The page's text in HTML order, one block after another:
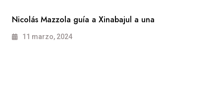
Nicolás Mazzola guía a Xinabajul a una
11 marzo, 2024